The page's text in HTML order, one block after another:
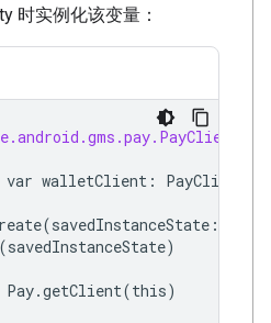
时实例化该变量：
var walletClient : PayClient
(savedInstanceState :
(savedInstanceState)
Pay.getClient(this)